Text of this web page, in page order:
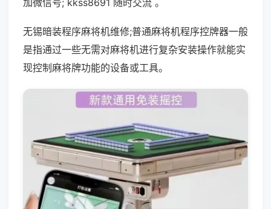
加微信号; kkss8691 随时交流 。
无锡暗装程序麻将机维修;普通麻将机程序控牌器一般
是指通过一些无需对麻将机进行复杂安装操作就能实
现控制麻将牌功能的设备或工具。